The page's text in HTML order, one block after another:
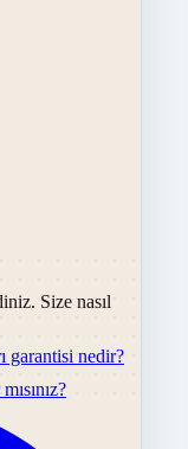
Size nasıl
garantisi nedir?